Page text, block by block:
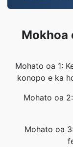
Mokhoa
Mohato oa 1:
konopo e ka
Mohato oa
Mohato oa